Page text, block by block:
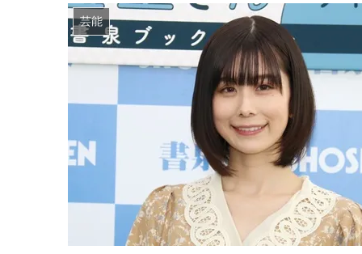
芸能